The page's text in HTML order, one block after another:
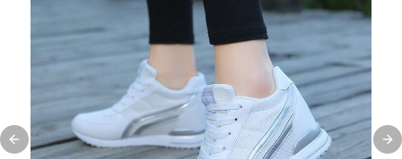
Previous slide